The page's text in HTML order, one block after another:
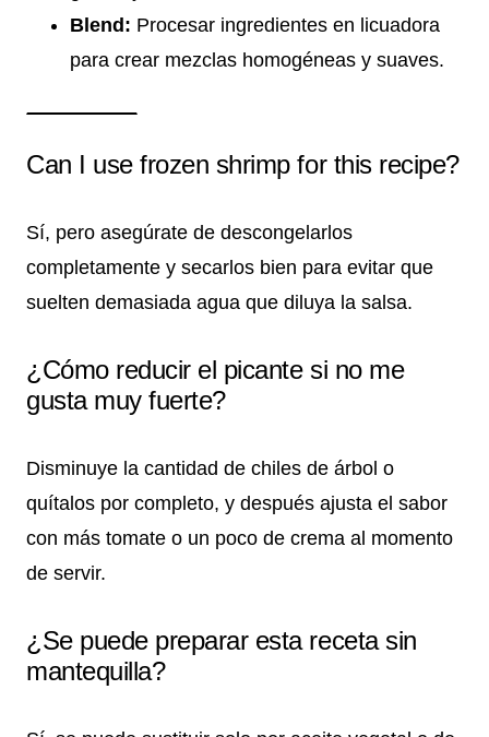
Blend: Procesar ingredientes en licuadora
para crear mezclas homogéneas y suaves.
Can I use frozen shrimp for this recipe?
Sí, pero asegúrate de descongelarlos
completamente y secarlos bien para evitar que
suelten demasiada agua que diluya la salsa.
¿Cómo reducir el picante si no me
gusta muy fuerte?
Disminuye la cantidad de chiles de árbol o
quítalos por completo, y después ajusta el sabor
con más tomate o un poco de crema al momento
de servir.
¿Se puede preparar esta receta sin
mantequilla?